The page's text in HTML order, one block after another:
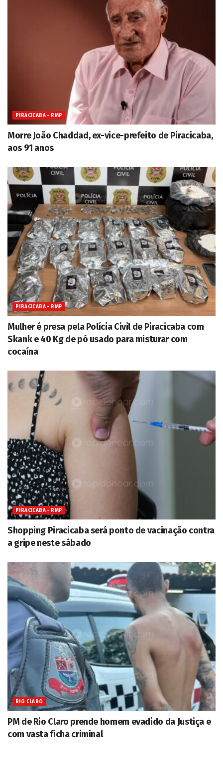
PIRACICABA - RMP
Morre João Chaddad, ex-vice-prefeito de Piracicaba,
aos 91 anos
PIRACICABA - RMP
Mulher é presa pela Polícia Civil de Piracicaba com
Skank e 40 Kg de pó usado para misturar com
cocaína
PIRACICABA - RMP
Shopping Piracicaba será ponto de vacinação contra
a gripe neste sábado
RIO CLARO
PM de Rio Claro prende homem evadido da Justiça e
com vasta ficha criminal